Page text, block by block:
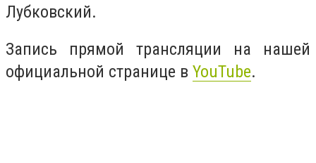
Лубковский.
Запись прямой трансляции на нашей
официальной странице в YouTube.